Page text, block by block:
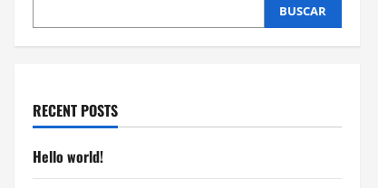
BUSCAR
RECENT POSTS
Hello world!